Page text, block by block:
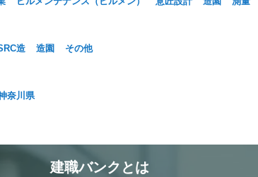
造 造園 その他
奈川県
建職バンクとは